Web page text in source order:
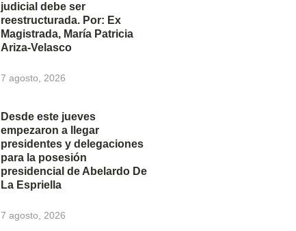
judicial debe ser
reestructurada. Por: Ex
Magistrada, María Patricia
Ariza-Velasco
7 agosto, 2026
Desde este jueves
empezaron a llegar
presidentes y delegaciones
para la posesión
presidencial de Abelardo De
La Espriella
7 agosto, 2026